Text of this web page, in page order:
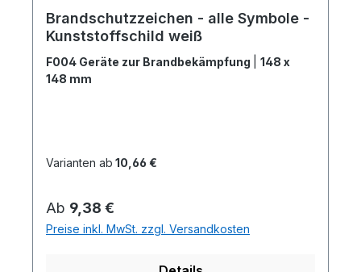
Brandschutzzeichen - alle Symbole -
Kunststoffschild weiß
F004 Geräte zur Brandbekämpfung
148 x
148 mm
Varianten ab 10,66 €
Regulärer Preis:
Ab 9,38 €
Preise inkl. MwSt. zzgl. Versandkosten